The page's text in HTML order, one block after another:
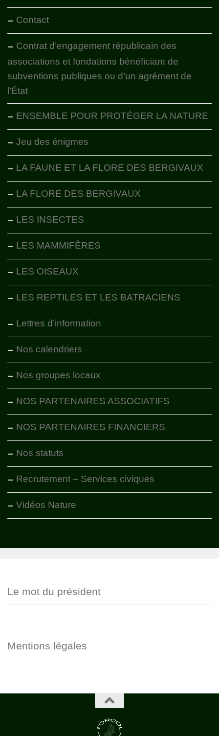
Contact
Contrat d’engagement républicain des
associations et fondations bénéficiant de
subventions publiques ou d’un agrément de
l’État
ENSEMBLE POUR PROTÉGER LA NATURE
Jeu des énigmes
LA FAUNE ET LA FLORE DES BERGIVAUX
LA FLORE DES BERGIVAUX
LES INSECTES
LES MAMMIFÈRES
LES OISEAUX
LES REPTILES ET LES BATRACIENS
Lettres d’information
Nos calendriers
Nos groupes locaux
NOS PARTENAIRES ASSOCIATIFS
NOS PARTENAIRES FINANCIERS
Nos statuts
Recrutement – Services civiques
Vidéos Nature
Le mot du président
Mentions légales